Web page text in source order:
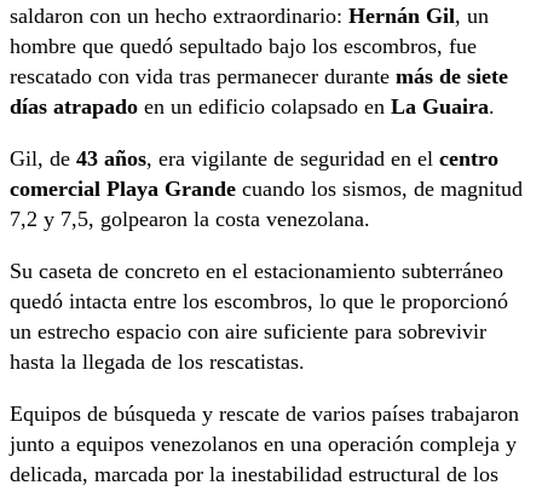
saldaron con un hecho extraordinario: Hernán Gil, un
hombre que quedó sepultado bajo los escombros, fue
rescatado con vida tras permanecer durante más de siete
días atrapado en un edificio colapsado en La Guaira.
Gil, de 43 años, era vigilante de seguridad en el centro
comercial Playa Grande cuando los sismos, de magnitud
7,2 y 7,5, golpearon la costa venezolana.
Su caseta de concreto en el estacionamiento subterráneo
quedó intacta entre los escombros, lo que le proporcionó
un estrecho espacio con aire suficiente para sobrevivir
hasta la llegada de los rescatistas.
Equipos de búsqueda y rescate de varios países trabajaron
junto a equipos venezolanos en una operación compleja y
delicada, marcada por la inestabilidad estructural de los